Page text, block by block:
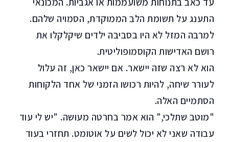
התענג על תשומת הלב הממוקדת, הסמויה שלהם.
למרבה המזל לא היו בסביבה ילדים שיקלקלו את
רושם האדישות הקוסמופוליטית.
הוא לא רצה שזה יישאר. אם יישאר כאן, זה עלול
לעורר שיחה, להיות רכושו הזמני של אחד הלקוחות
הסתמיים האלה.
"מוטב שתלכי," הוא אמר בחרטה מעושה. "יש לי עוד
עבודה שאני לא יכול לשים על אוטומט. תחזרי בעוד